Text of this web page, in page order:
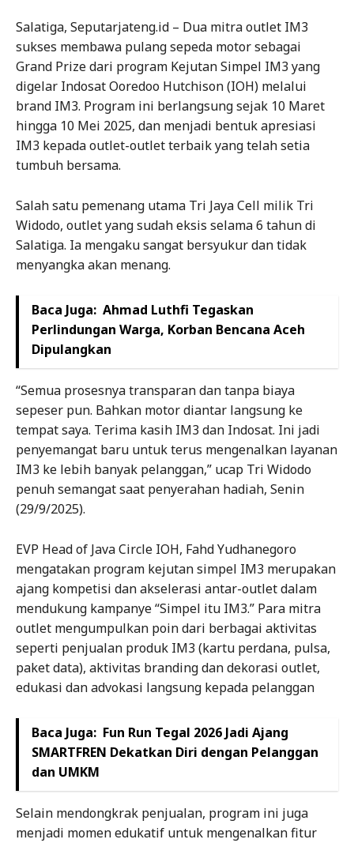
Salatiga, Seputarjateng.id – Dua mitra outlet IM3
sukses membawa pulang sepeda motor sebagai
Grand Prize dari program Kejutan Simpel IM3 yang
digelar Indosat Ooredoo Hutchison (IOH) melalui
brand IM3. Program ini berlangsung sejak 10 Maret
hingga 10 Mei 2025, dan menjadi bentuk apresiasi
IM3 kepada outlet-outlet terbaik yang telah setia
tumbuh bersama.
Salah satu pemenang utama Tri Jaya Cell milik Tri
Widodo, outlet yang sudah eksis selama 6 tahun di
Salatiga. Ia mengaku sangat bersyukur dan tidak
menyangka akan menang.
Baca Juga: Ahmad Luthfi Tegaskan
Perlindungan Warga, Korban Bencana Aceh
Dipulangkan
“Semua prosesnya transparan dan tanpa biaya
sepeser pun. Bahkan motor diantar langsung ke
tempat saya. Terima kasih IM3 dan Indosat. Ini jadi
penyemangat baru untuk terus mengenalkan layanan
IM3 ke lebih banyak pelanggan,” ucap Tri Widodo
penuh semangat saat penyerahan hadiah, Senin
(29/9/2025).
EVP Head of Java Circle IOH, Fahd Yudhanegoro
mengatakan program kejutan simpel IM3 merupakan
ajang kompetisi dan akselerasi antar-outlet dalam
mendukung kampanye “Simpel itu IM3.” Para mitra
outlet mengumpulkan poin dari berbagai aktivitas
seperti penjualan produk IM3 (kartu perdana, pulsa,
paket data), aktivitas branding dan dekorasi outlet,
edukasi dan advokasi langsung kepada pelanggan
Baca Juga: Fun Run Tegal 2026 Jadi Ajang
SMARTFREN Dekatkan Diri dengan Pelanggan
dan UMKM
Selain mendongkrak penjualan, program ini juga
menjadi momen edukatif untuk mengenalkan fitur